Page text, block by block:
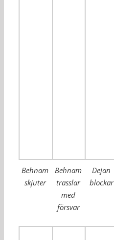
Behnam
skjuter
Behnam
trasslar
med
försvar
Dejan
blockar